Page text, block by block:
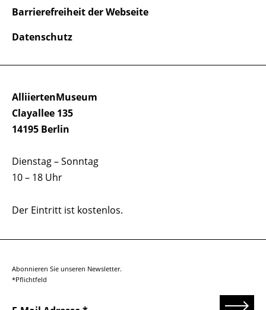
AlliiertenMuseum
Clayallee 135
14195 Berlin
Dienstag – Sonntag
10 – 18 Uhr
Der Eintritt ist kostenlos.
Barrierefreiheit der Webseite
Datenschutz
Abonnieren Sie unseren Newsletter.
*Pflichtfeld
Senden